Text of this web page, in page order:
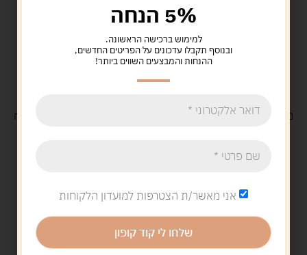
משלוח חינםבקנייה מעל 329 ש"ח
5% הנחה
למימוש ברכישה הראשונה.
ובנוסף תקבלו עדכונים על הפריטים החדשים,
ההנחות והמבצעים השווים ביותר!
אני מאשר/ת הצטרפות למועדון הלקוחות
שלחו לי קוד קופון